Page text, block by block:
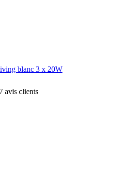
blanc 3 x 20W
avis clients